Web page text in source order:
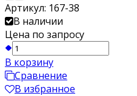
Артикул: 167-38
В наличии
Цена по запросу
В корзину
Сравнение
В избранное